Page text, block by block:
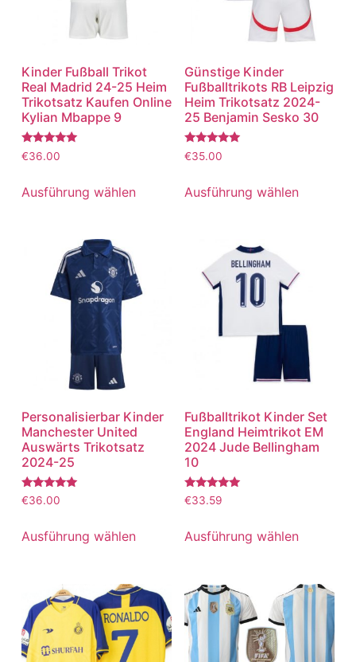
Kinder Fußball Trikot
Real Madrid 24-25 Heim
Trikotsatz Kaufen Online
Kylian Mbappe 9
Bewertet
mit
€36.00
Ausführung wählen
Günstige Kinder
Fußballtrikots RB Leipzig
Heim Trikotsatz 2024-
25 Benjamin Sesko 30
Bewertet
mit
€35.00
Ausführung wählen
Personalisierbar Kinder
Manchester United
Auswärts Trikotsatz
2024-25
Bewertet
mit
von 5
€36.00
Ausführung wählen
Fußballtrikot Kinder Set
England Heimtrikot EM
2024 Jude Bellingham
10
Bewertet
mit
von 5
€33.59
Ausführung wählen